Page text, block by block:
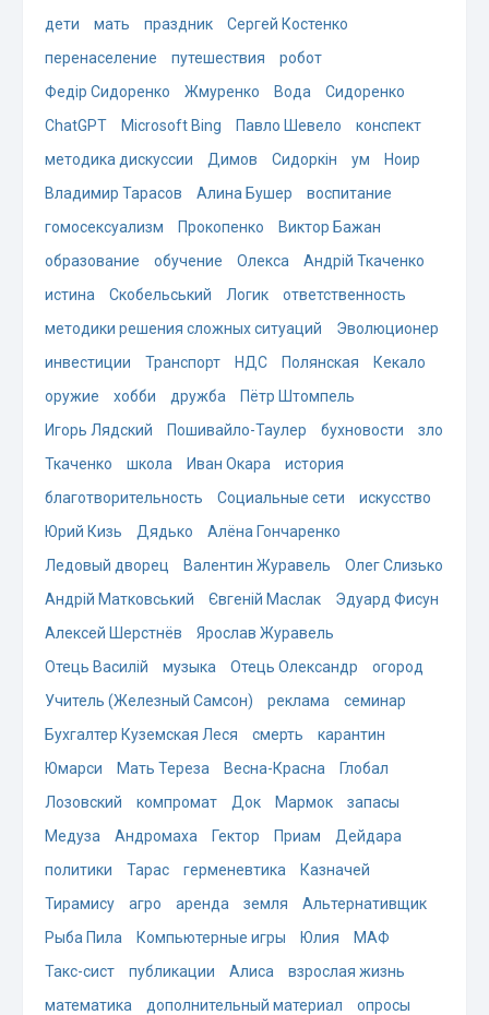
дети
мать праздник
Сергей Костенко
перенаселение
путешествия
робот
Федір Сидоренко
Жмуренко Вода
Сидоренко
ChatGPT
Microsoft Bing Павло Шевело
конспект
методика дискуссии
Димов Сидоркін ум
Ноир
Владимир Тарасов
Алина Бушер
воспитание
гомосексуализм
Прокопенко
Виктор Бажан
образование
обучение Олекса
Андрій Ткаченко
истина
Скобельський Логик
ответственность
методики решения сложных ситуаций
Эволюционер
инвестиции
Транспорт НДС Полянская
Кекало
оружие
хобби дружба
Пётр Штомпель
Игорь Лядский
Пошивайло-Таулер бухновости
зло
Ткаченко
школа Иван Окара
история
благотворительность
Социальные сети
искусство
Юрий Кизь
Дядько
Алёна Гончаренко
Ледовый дворец
Валентин Журавель
Олег Слизько
Андрій Матковський
Євгеній Маслак
Эдуард Фисун
Алексей Шерстнёв
Ярослав Журавель
Отець Василій
музыка Отець Олександр
огород
Учитель (Железный Самсон)
реклама
семинар
Бухгалтер Куземская Леся
смерть
карантин
Юмарси
Мать Тереза Весна-Красна
Глобал
Лозовский
компромат Док Мармок
запасы
Медуза
Андромаха Гектор Приам
Дейдара
политики
Тарас герменевтика
Казначей
Тирамису
агро аренда земля
Альтернативщик
Рыба Пила
Компьютерные игры Юлия
МАФ
Такс-сист
публикации Алиса
взрослая жизнь
математика
дополнительный материал
опросы